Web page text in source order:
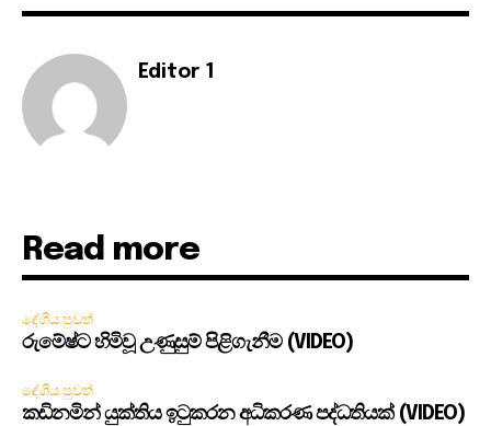
Editor 1
Read more
දේශීය පුවත්
රුමේෂ්ට හිමිවූ උණුසුම් පිළිගැනීම (VIDEO)
දේශීය පුවත්
කඩිනමින් යුක්තිය ඉටුකරන අධිකරණ පද්ධතියක් (VIDEO)